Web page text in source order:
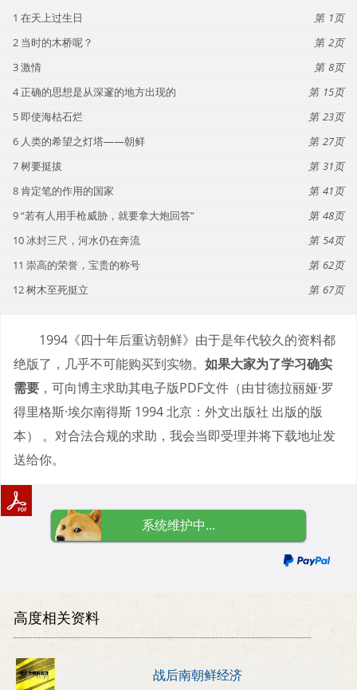
1 在天上过生日
1
2 当时的木桥呢？
2
3 激情
8
4 正确的思想是从深邃的地方出现的
15
5 即使海枯石烂
23
6 人类的希望之灯塔——朝鲜
27
7 树要挺拔
31
8 肯定笔的作用的国家
41
9 “若有人用手枪威胁，就要拿大炮回答”
48
10 冰封三尺，河水仍在奔流
54
11 崇高的荣誉，宝贵的称号
62
12 树木至死挺立
67
1994《四十年后重访朝鲜》由于是年代较久的资料都
绝版了，几乎不可能购买到实物。 如果大家为了学习确实
需要 ，可向博主求助其电子版PDF文件（由甘德拉丽娅·罗
得里格斯·埃尔南得斯 1994 北京：外文出版社 出版的版
本） 。对合法合规的求助，我会当即受理并将下载地址发
送给你。
系统维护中...
高度相关资料
战后南朝鲜经济